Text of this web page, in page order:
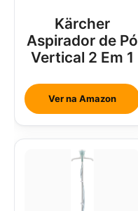
Kärcher
Aspirador de Pó
Vertical 2 Em 1
Ver na Amazon